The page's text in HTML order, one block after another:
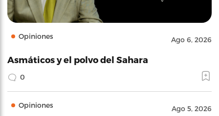
Opiniones Ago 6, 2026
Asmáticos y el polvo del Sahara
0
Opiniones Ago 5, 2026